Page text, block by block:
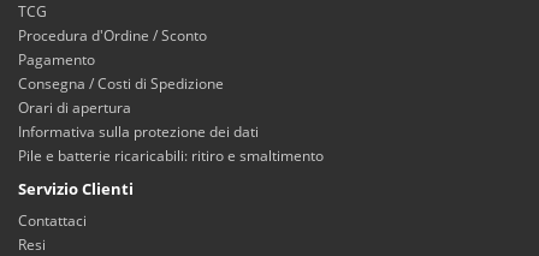
TCG
Procedura d'Ordine / Sconto
Pagamento
Consegna / Costi di Spedizione
Orari di apertura
Informativa sulla protezione dei dati
Pile e batterie ricaricabili: ritiro e smaltimento
Servizio Clienti
Contattaci
Resi